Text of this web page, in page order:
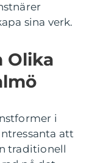
sina verk.
Olika
i
att
traditionell